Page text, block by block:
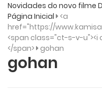
Novidades do novo filme
Página Inicial <a
href="https://
<span class="ct-s-v-
</span> gohan
gohan